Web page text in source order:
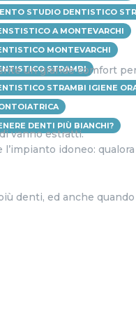
un grande comfort
vanno estratti.
idoneo: qualora
denti, ed anche quando
STUDIO DENTISTICO
A MONTEVARCHI
MONTEVARCHI
STRAMBI
STRAMBI IGIENE
DENTI PIÙ BIANCHI?